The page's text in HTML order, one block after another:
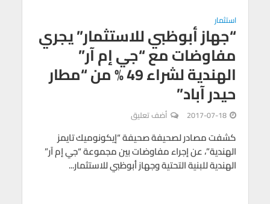
استثمار
“جهاز أبوظبي للاستثمار” يجري
مفاوضات مع “جي إم آر”
الهندية لشراء 49 % من “مطار
حيدر آباد”
2017-07-18 أضف تعليق
كشفت مصادر لصحيفة صحيفة “إيكونوميك تايمز
الهندية”، عن إجراء مفاوضات بين مجموعة “جي إم آر”
الهندية للبنية التحتية وجهاز أبوظبي للاستثمار...